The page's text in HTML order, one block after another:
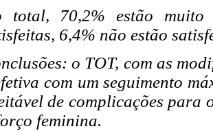
total, 70,2% estão muito
6,4% não estão
o TOT, com as
com um seguimento
de complicações
feminina.